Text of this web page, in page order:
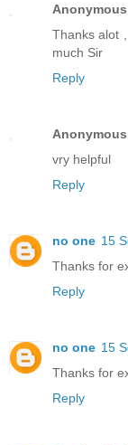
Anonymous
Thanks alot
much Sir
Reply
Anonymous
vry helpful
Reply
no one 15
Thanks for
Reply
no one 15
Thanks for
Reply